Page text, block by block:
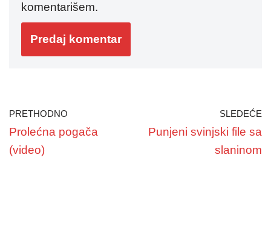
komentarišem.
PRETHODNO
Prolećna pogača
(video)
SLEDEĆE
Punjeni svinjski file sa
slaninom